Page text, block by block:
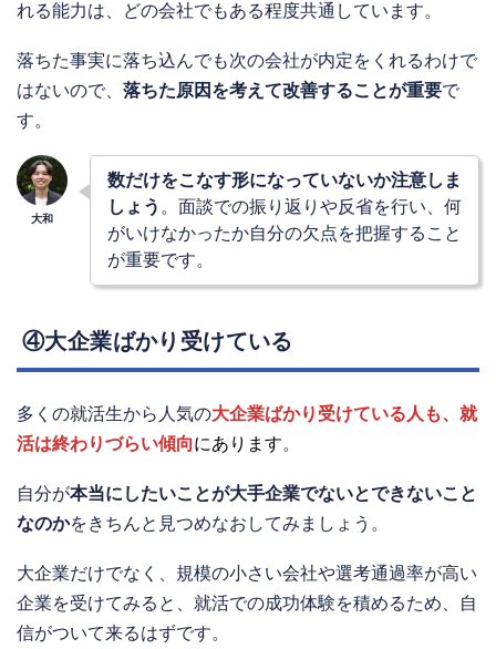
れる能力は、どの会社でもある程度共通しています。
落ちた事実に落ち込んでも次の会社が内定をくれるわけで
はないので、 落ちた原因を考えて改善することが重要で
す。
数だけをこなす形になっていないか注意しま
しょう 。面談での振り返りや反省を行い、何
がいけなかったか自分の欠点を把握すること
が重要です。
④大企業ばかり受けている
多くの就活生から人気の大企業ばかり受けている人も、就
活は終わりづらい傾向にあります。
自分が本当にしたいことが大手企業でないとできないこと
なのかをきちんと見つめなおしてみましょう。
大企業だけでなく、規模の小さい会社や選考通過率が高い
企業を受けてみると、就活での成功体験を積めるため、自
信がついて来るはずです。